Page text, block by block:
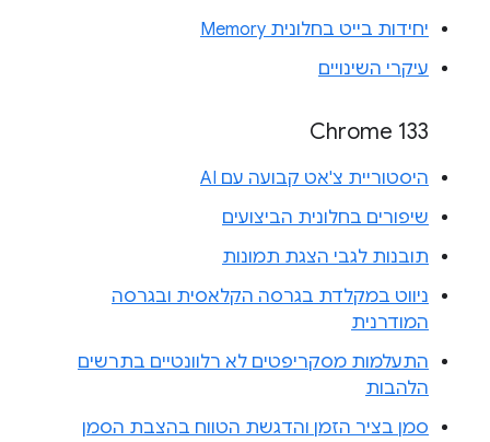
יחידות בייט בחלונית Memory
עיקרי השינויים
Chrome 133
היסטוריית צ'אט קבועה עם AI
שיפורים בחלונית הביצועים
תובנות לגבי הצגת תמונות
ניווט במקלדת בגרסה הקלאסית ובגרסה
המודרנית
התעלמות מסקריפטים לא רלוונטיים בתרשים
הלהבות
סמן בציר הזמן והדגשת הטווח בהצבת הסמן